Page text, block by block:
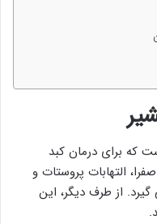
که برای درمان کبد
التهابات پروستات و
از طرف دیگر، این